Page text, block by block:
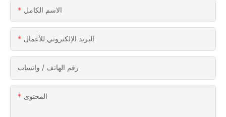
الاسم الكامل
البريد الإلكتروني للأعمال
رقم الهاتف / واتساب
المحتوى